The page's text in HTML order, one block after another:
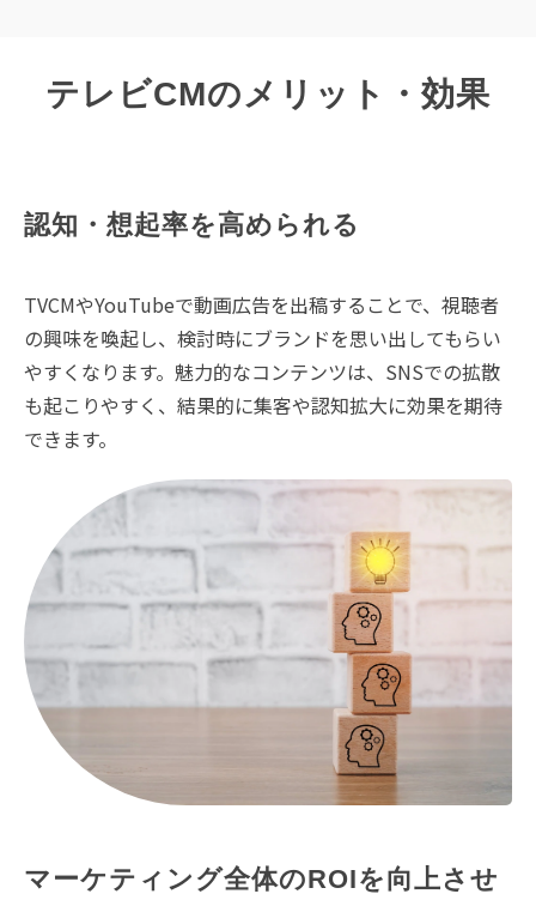
テレビCMのメリット・効果
認知・想起率を高められる
TVCMやYouTubeで動画広告を出稿することで、視聴者
の興味を喚起し、検討時にブランドを思い出してもらい
やすくなります。魅力的なコンテンツは、SNSでの拡散
も起こりやすく、結果的に集客や認知拡大に効果を期待
できます。
マーケティング全体のROIを向上させ